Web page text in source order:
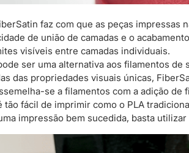
faz com que as peças impressas
de união de camadas e o
visíveis entre camadas individuais.
ser uma alternativa aos filamentos
das propriedades visuais únicas,
se a filamentos com a adição
tão fácil de imprimir como o PLA
impressão bem sucedida, basta